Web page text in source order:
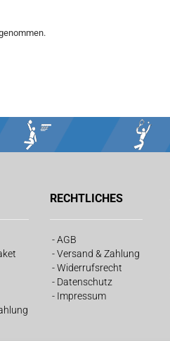
RECHTLICHES
-AGB
-Versand & Zahlung
-Widerrufsrecht
- Datenschutz
- Impressum